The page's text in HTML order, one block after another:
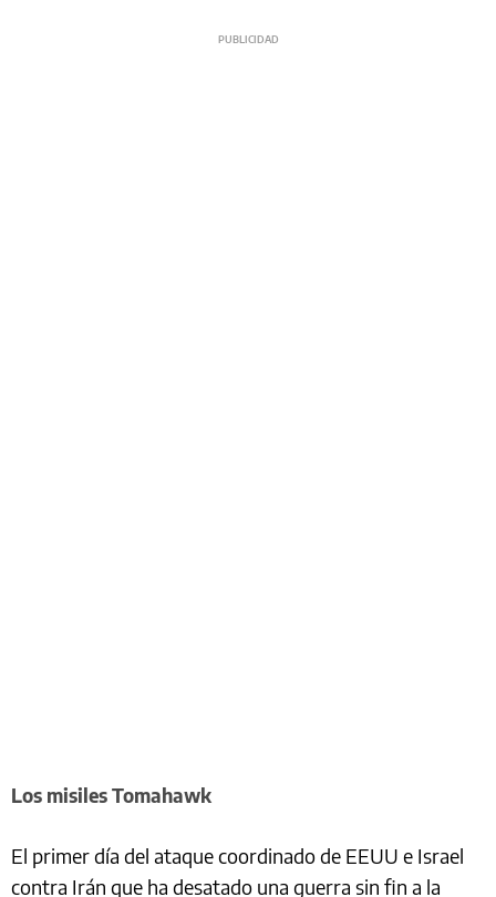
Los misiles Tomahawk
El primer día del ataque coordinado de EEUU e Israel
contra Irán que ha desatado una guerra sin fin a la